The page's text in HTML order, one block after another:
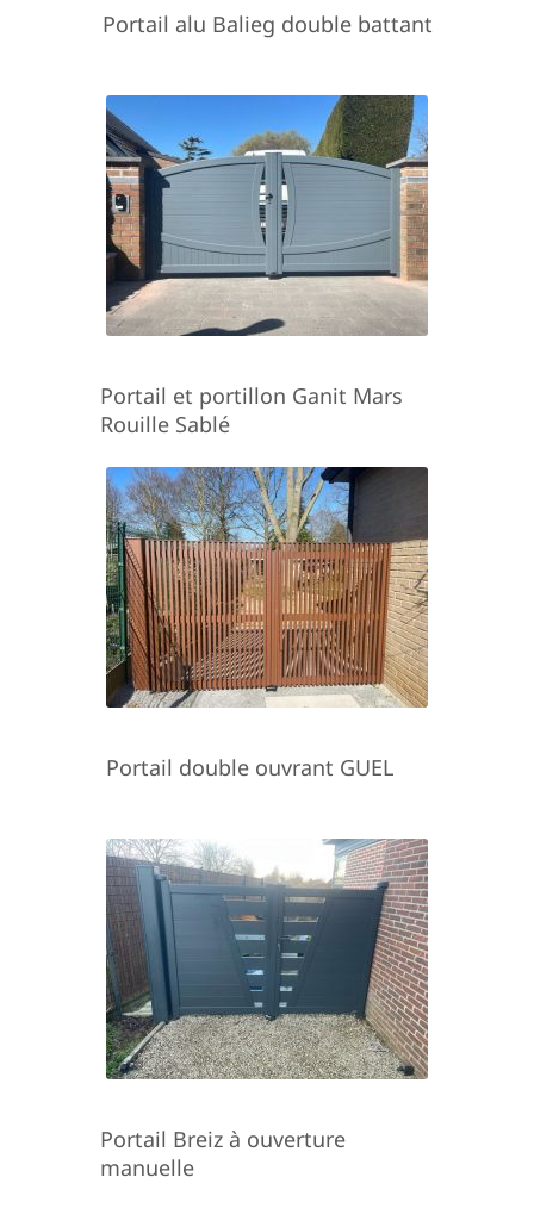
Portail alu Balieg double battant
Portail et portillon Ganit Mars
Rouille Sablé
Portail double ouvrant GUEL
Portail Breiz à ouverture
manuelle